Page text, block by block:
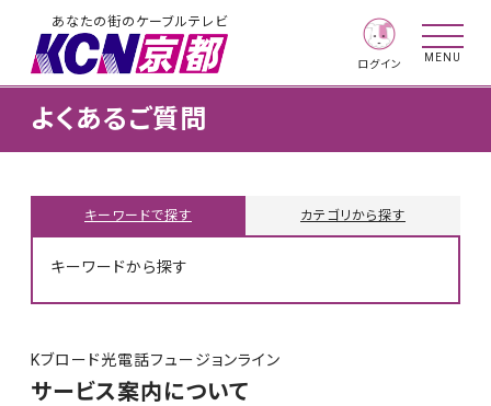
あなたの街のケーブルテレビ
ログイン
MENU
よくあるご質問
キーワードで探す カテゴリから探す
キーワードから探す
Kブロード光電話フュージョンライン
サービス案内について